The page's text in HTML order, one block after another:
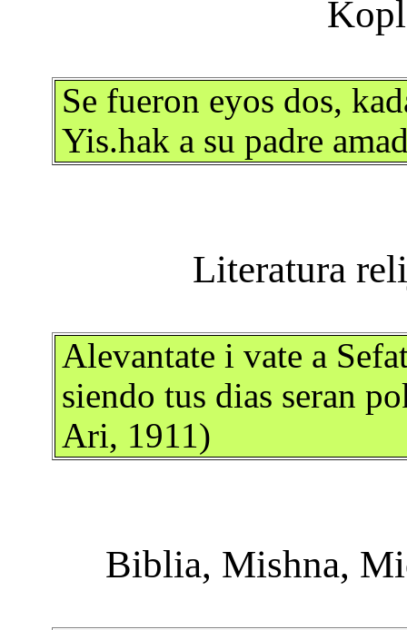
Se fueron eyos dos,
Yis.hak a su padre
Alevantate i vate a
siendo tus dias seran
Ari, 1911)